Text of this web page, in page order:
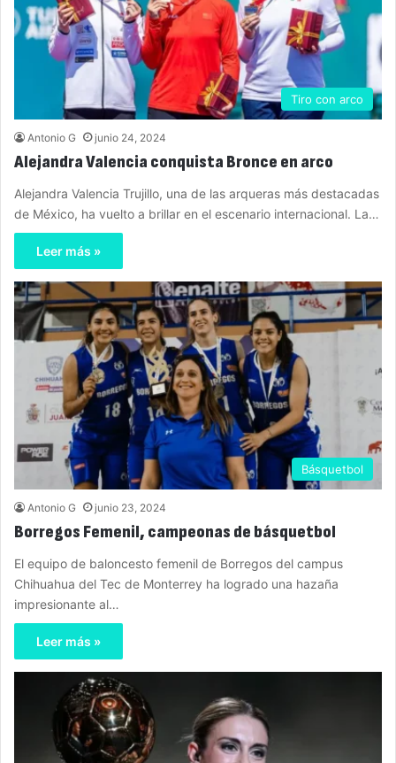
Tiro con arco
Antonio G junio 24, 2024
Alejandra Valencia conquista Bronce en arco
Alejandra Valencia Trujillo, una de las arqueras más destacadas
de México, ha vuelto a brillar en el escenario internacional. La…
Leer más »
Básquetbol
Antonio G junio 23, 2024
Borregos Femenil, campeonas de básquetbol
El equipo de baloncesto femenil de Borregos del campus
Chihuahua del Tec de Monterrey ha logrado una hazaña
impresionante al…
Leer más »